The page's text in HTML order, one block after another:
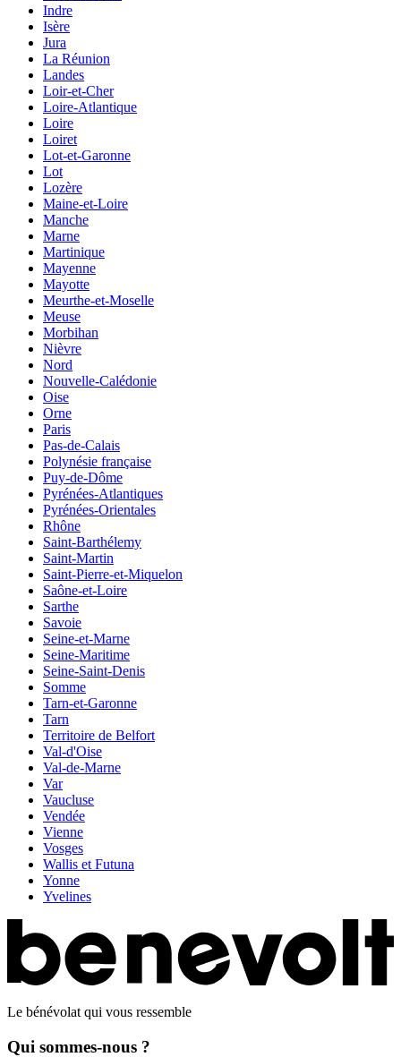
Indre
Isère
Jura
La Réunion
Landes
Loir-et-Cher
Loire-Atlantique
Loire
Loiret
Lot-et-Garonne
Lot
Lozère
Maine-et-Loire
Manche
Marne
Martinique
Mayenne
Mayotte
Meurthe-et-Moselle
Meuse
Morbihan
Nièvre
Nord
Nouvelle-Calédonie
Oise
Orne
Paris
Pas-de-Calais
Polynésie française
Puy-de-Dôme
Pyrénées-Atlantiques
Pyrénées-Orientales
Rhône
Saint-Barthélemy
Saint-Martin
Saint-Pierre-et-Miquelon
Saône-et-Loire
Sarthe
Savoie
Seine-et-Marne
Seine-Maritime
Seine-Saint-Denis
Somme
Tarn-et-Garonne
Tarn
Territoire de Belfort
Val-d'Oise
Val-de-Marne
Var
Vaucluse
Vendée
Vienne
Vosges
Wallis et Futuna
Yonne
Yvelines
Le bénévolat qui vous ressemble
Qui sommes-nous ?